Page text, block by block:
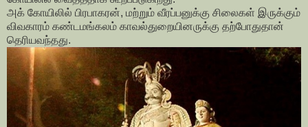
அக் கோயிலில் பிரபாகரன், மற்றும் வீரப்பனுக்கு சிலைகள் இருக்கும்
விவகாரம் கண்டமங்கலம் காவல்துறையினருக்கு தற்போதுதான்
தெரியவந்தது.